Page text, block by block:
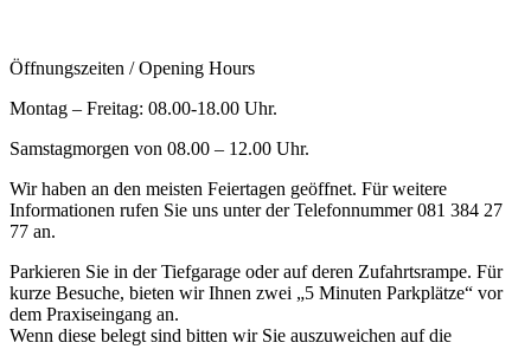
Öffnungszeiten / Opening Hours
Montag – Freitag: 08.00-18.00 Uhr.
Samstagmorgen von 08.00 – 12.00 Uhr.
Wir haben an den meisten Feiertagen geöffnet. Für weitere
Informationen rufen Sie uns unter der Telefonnummer 081 384 27
77 an.
Parkieren Sie in der Tiefgarage oder auf deren Zufahrtsrampe. Für
kurze Besuche, bieten wir Ihnen zwei „5 Minuten Parkplätze“ vor
dem Praxiseingang an.
Wenn diese belegt sind bitten wir Sie auszuweichen auf die